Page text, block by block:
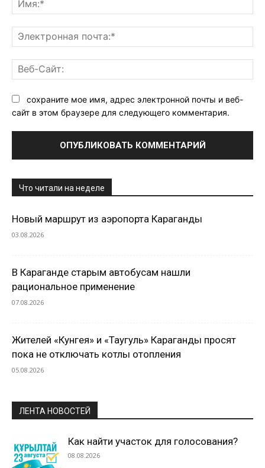
сохраните мое имя, адрес электронной почты и веб-
сайт в этом браузере для следующего комментария.
Что читали на неделе
Новый маршрут из аэропорта Караганды
03.08.2026
В Караганде старым автобусам нашли
рациональное применение
07.08.2026
Жителей «Кунгея» и «Таугуль» Караганды просят
пока не отключать котлы отопления
05.08.2026
ЛЕНТА НОВОСТЕЙ
Как найти участок для голосования?
08.08.2026